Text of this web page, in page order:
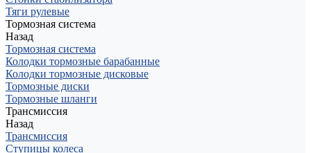
Тяги рулевые
Тормозная система
Назад
Тормозная система
Колодки тормозные барабанные
Колодки тормозные дисковые
Тормозные диски
Тормозные шланги
Трансмиссия
Назад
Трансмиссия
Ступицы колеса